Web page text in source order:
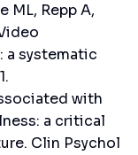
ML, Repp A,
a systematic
with
a critical
Clin Psychol